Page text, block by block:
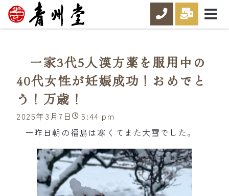
一家3代5人漢方薬を服用中の
40代女性が妊娠成功！おめでと
う！万歳！
2025年3月7日
5:44 pm
一昨日朝の福島は寒くてまた大雪でした。